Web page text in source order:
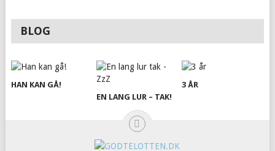
BLOG
HAN KAN GÅ!
EN LANG LUR – TAK!
3 ÅR